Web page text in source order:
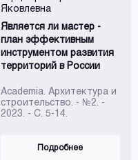
Яковлевна
Является ли мастер -
план эффективным
инструментом развития
территорий в России
Academia. Архитектура и
строительство. - №2. -
2023. - С. 5-14.
Подробнее